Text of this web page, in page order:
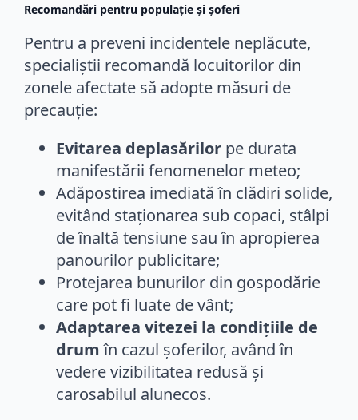
Recomandări pentru populație și șoferi
Pentru a preveni incidentele neplăcute,
specialiștii recomandă locuitorilor din
zonele afectate să adopte măsuri de
precauție:
Evitarea deplasărilor pe durata
manifestării fenomenelor meteo;
Adăpostirea imediată în clădiri solide,
evitând staționarea sub copaci, stâlpi
de înaltă tensiune sau în apropierea
panourilor publicitare;
Protejarea bunurilor din gospodărie
care pot fi luate de vânt;
Adaptarea vitezei la condițiile de
drumîn cazul șoferilor, având în
vedere vizibilitatea redusă și
carosabilul alunecos.